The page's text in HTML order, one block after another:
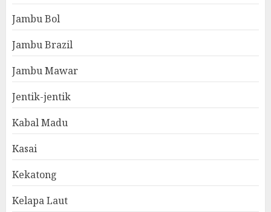
Jambu Bol
Jambu Brazil
Jambu Mawar
Jentik-jentik
Kabal Madu
Kasai
Kekatong
Kelapa Laut